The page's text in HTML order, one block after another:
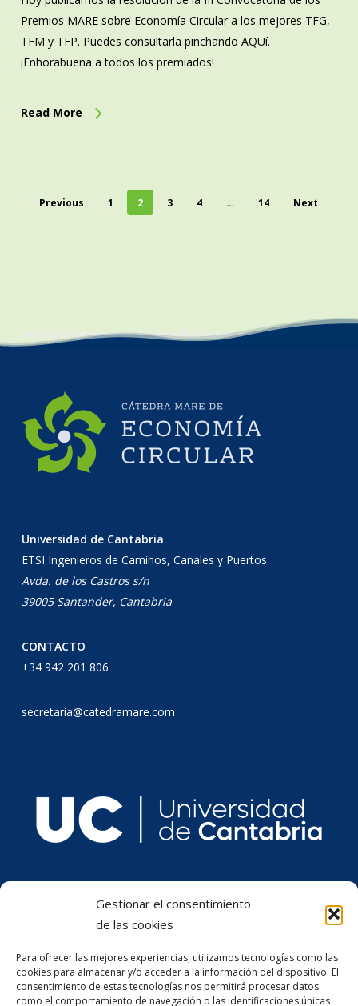
Gestionar el consentimiento
de las cookies
Para ofrecer las mejores experiencias, utilizamos tecnologías como las
cookies para almacenar y/o acceder a la información del dispositivo. El
consentimiento de estas tecnologías nos permitirá procesar datos
como el comportamiento de navegación o las identificaciones únicas
Premios MARE sobre Economía Circular a los mejores TFG,
TFM y TFP. Puedes consultarla pinchando AQUí.
¡Enhorabuena a todos los premiados!
Read More
Previous 1 2 3 4 … 14 Next
Universidad de Cantabria
ETSI Ingenieros de Caminos, Canales y Puertos
Avda. de los Castros s/n
39005 Santander, Cantabria
CONTACTO
+34 942 201 806
secretaria@catedramare.com